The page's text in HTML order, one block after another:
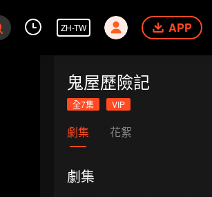
ZH-TW APP
鬼屋歷險記
全7集 VIP
劇集 花絮
劇集